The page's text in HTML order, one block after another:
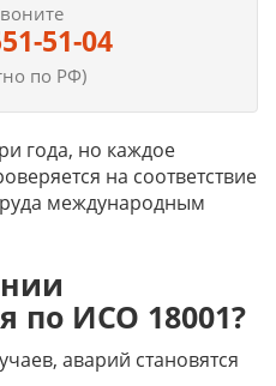
51-04
по РФ)
года, но каждое
на соответствие
международным
по ИСО 18001?
аварий становятся